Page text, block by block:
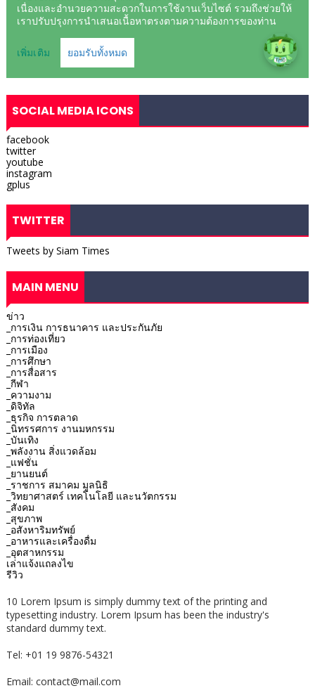
SOCIAL MEDIA ICONS
facebook
twitter
youtube
instagram
gplus
TWITTER
Tweets by Siam Times
MAIN MENU
ข่าว
_การเงิน การธนาคาร และประกันภัย
_การท่องเที่ยว
_การเมือง
_การศึกษา
_การสื่อสาร
_กีฬา
_ความงาม
_ดิจิทัล
_ธุรกิจ การตลาด
_นิทรรศการ งานมหกรรม
_บันเทิง
_พลังงาน สิ่งแวดล้อม
_แฟชั่น
_ยานยนต์
_ราชการ สมาคม มูลนิธิ
_วิทยาศาสตร์ เทคโนโลยี และนวัตกรรม
_สังคม
_สุขภาพ
_อสังหาริมทรัพย์
_อาหารและเครื่องดื่ม
_อุตสาหกรรม
เล่าแจ้งแถลงไข
รีวิว
10 Lorem Ipsum is simply dummy text of the printing and
typesetting industry. Lorem Ipsum has been the industry's
standard dummy text.
Tel: +01 19 9876-54321
Email: contact@mail.com